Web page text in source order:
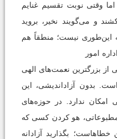
اما وقتى نوبت تقسيم غنايم
و مى‌گويند نخير، برويد
اين‌طورى نيست؛ منطقاً هم
امور
از بزرگترين نعمت‌هاى الهى
بدون آزادانديشى، اين
ندارد. در حوزه‌هاى
هو كردن كسى كه
بگذاريد آزادانه